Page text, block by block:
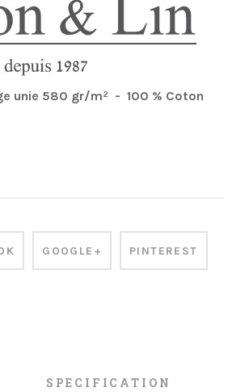
unie 580 gr/m² - 100 % Coton
GOOGLE+ PINTEREST
SPECIFICATION